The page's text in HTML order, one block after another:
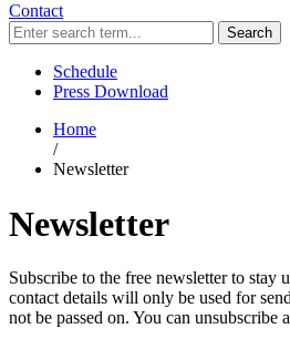
Contact
Search
Schedule
Press Download
Home
/
Newsletter
Newsletter
Subscribe to the free newsletter to stay
contact details will only be used for
not be passed on. You can unsubscribe